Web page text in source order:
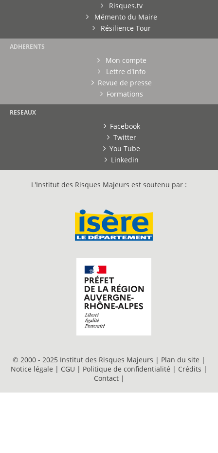
Risques.tv
Mémento du Maire
Résilience Tour
ADHERENTS
Mon compte
Lettre d'info
Revue de presse
Formations
RESEAUX
Facebook
Twitter
You Tube
Linkedin
L'Institut des Risques Majeurs est soutenu par :
© 2000 - 2025 Institut des Risques Majeurs | Plan du site |
Notice légale | CGU | Politique de confidentialité | Crédits |
Contact |